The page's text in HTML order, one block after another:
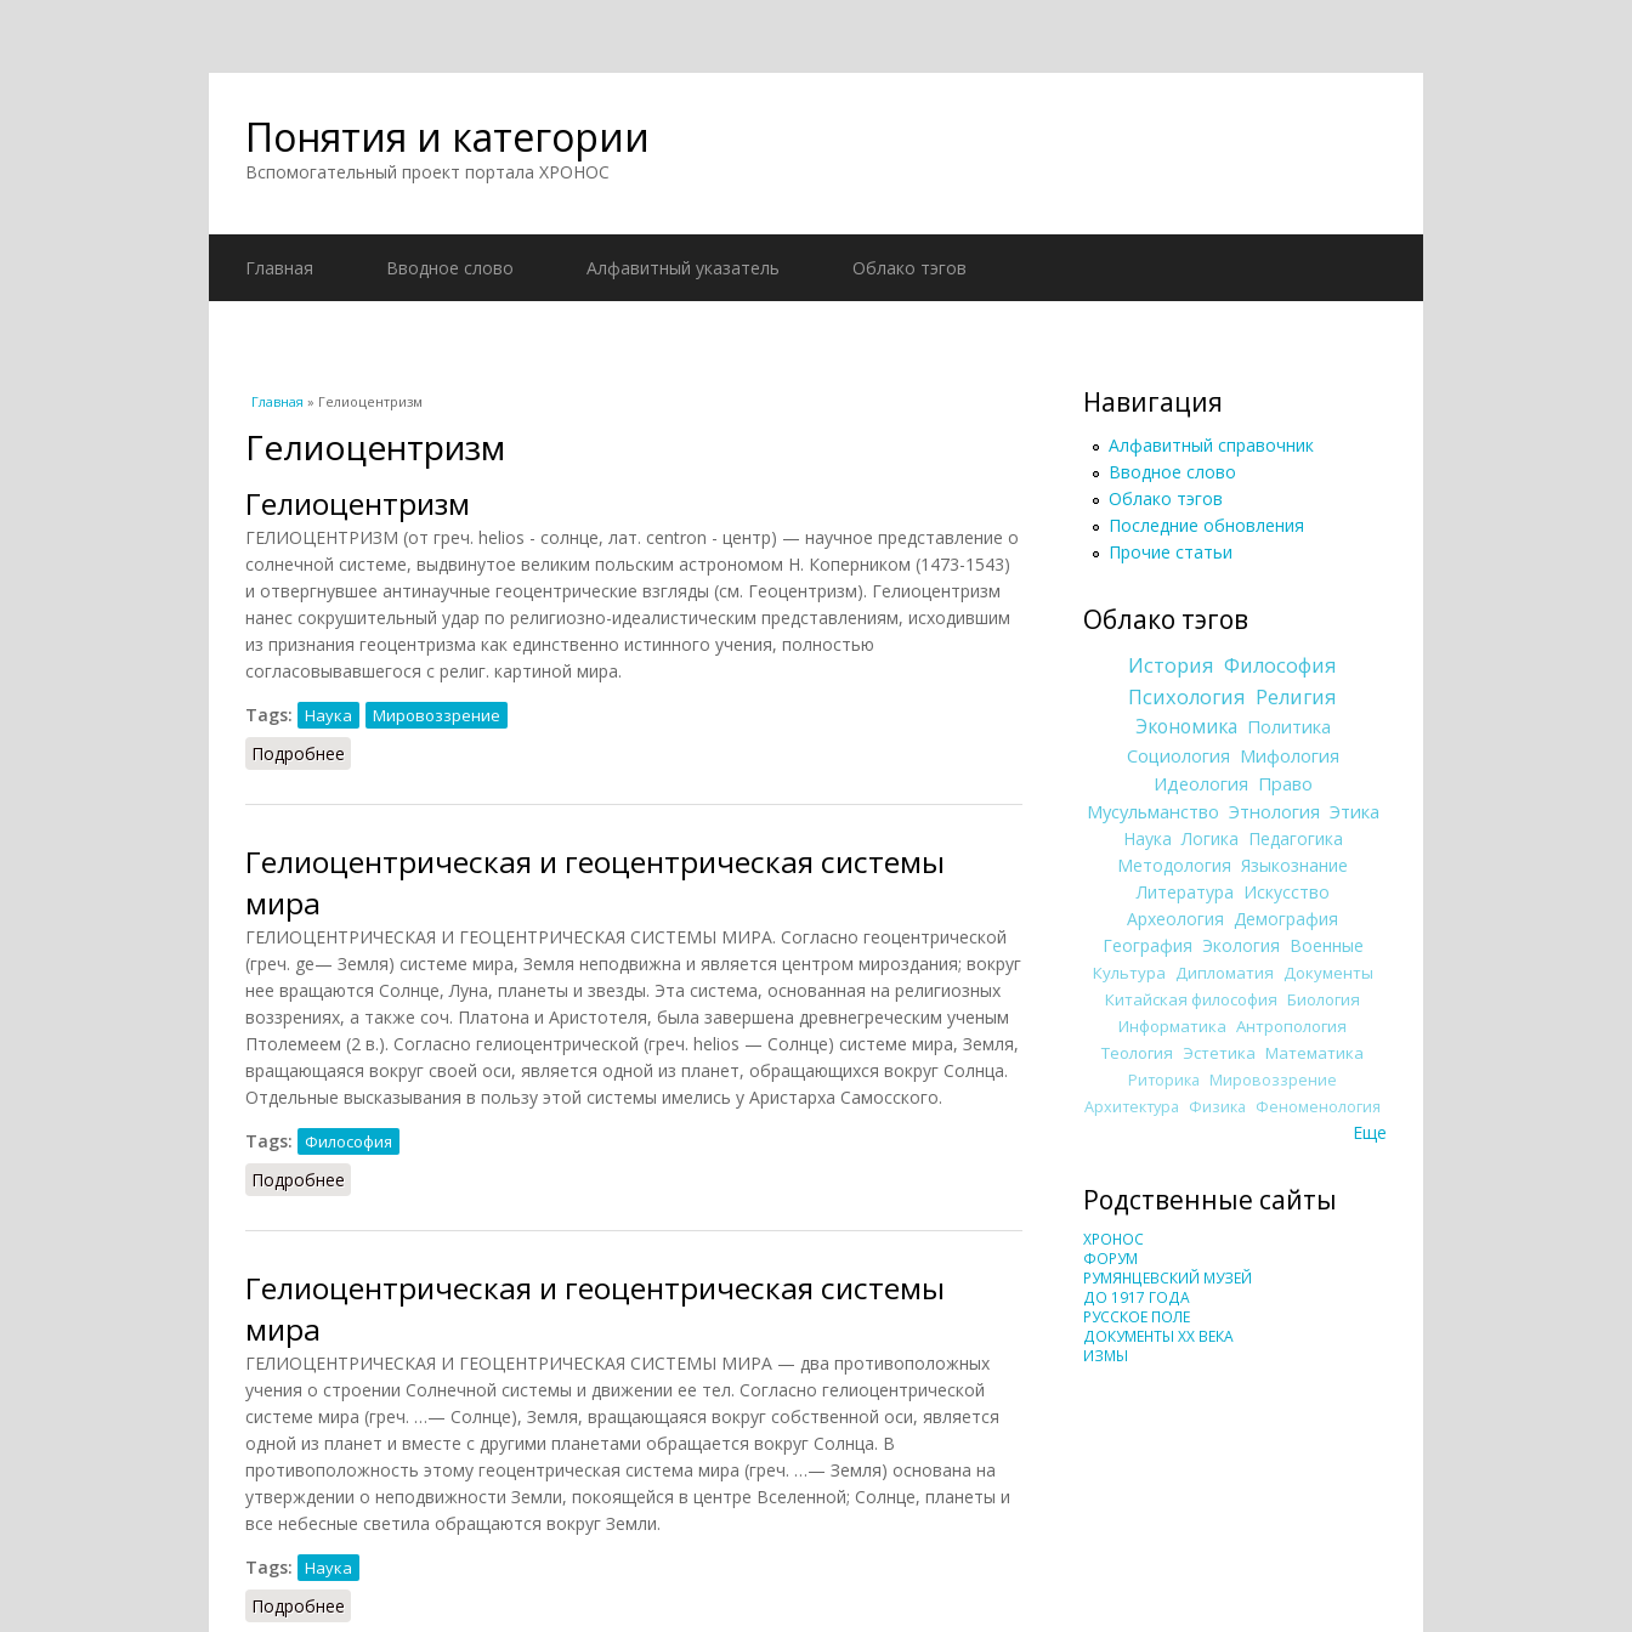
Понятия и категории
Вспомогательный проект портала ХРОНОС
Главная Вводное слово Алфавитный указатель Облако тэгов
Вы здесь
Главная » Гелиоцентризм
Гелиоцентризм
Гелиоцентризм
ГЕЛИОЦЕНТРИЗМ (от греч. helios - солнце, лат. centron - центр) — научное представление о
солнечной системе, выдвинутое великим польским астрономом Н. Коперником (1473-1543)
и отвергнувшее антинаучные геоцентрические взгляды (см. Геоцентризм). Гелиоцентризм
нанес сокрушительный удар по религиозно-идеалистическим представлениям, исходившим
из признания геоцентризма как единственно истинного учения, полностью
согласовывавшегося с религ. картиной мира.
Tags:
Наука Мировоззрение
Подробнее
Гелиоцентрическая и геоцентрическая системы
мира
ГЕЛИОЦЕНТРИЧЕСКАЯ И ГЕОЦЕНТРИЧЕСКАЯ СИСТЕМЫ МИРА. Согласно геоцентрической
(греч. ge— Земля) системе мира, Земля неподвижна и является центром мироздания; вокруг
нее вращаются Солнце, Луна, планеты и звезды. Эта система, основанная на религиозных
воззрениях, а также соч. Платона и Аристотеля, была завершена древнегреческим ученым
Птолемеем (2 в.). Согласно гелиоцентрической (греч. helios — Солнце) системе мира, Земля,
вращающаяся вокруг своей оси, является одной из планет, обращающихся вокруг Солнца.
Отдельные высказывания в пользу этой системы имелись у Аристарха Самосского.
Tags:
Философия
Подробнее
Гелиоцентрическая и геоцентрическая системы
мира
ГЕЛИОЦЕНТРИЧЕСКАЯ И ГЕОЦЕНТРИЧЕСКАЯ СИСТЕМЫ МИРА — два противоположных
учения о строении Солнечной системы и движении ее тел. Согласно гелиоцентрической
системе мира (греч. …— Солнце), Земля, вращающаяся вокруг собственной оси, является
одной из планет и вместе с другими планетами обращается вокруг Солнца. В
противоположность этому геоцентрическая система мира (греч. …— Земля) основана на
утверждении о неподвижности Земли, покоящейся в центре Вселенной; Солнце, планеты и
все небесные светила обращаются вокруг Земли.
Tags:
Наука
Подробнее
Навигация
Алфавитный справочник
Вводное слово
Облако тэгов
Последние обновления
Прочие статьи
Облако тэгов
История Философия
Психология Религия
Экономика Политика
Социология Мифология
Идеология Право
Мусульманство Этнология Этика
Наука Логика Педагогика
Методология Языкознание
Литература Искусство
Археология Демография
География Экология Военные
Культура Дипломатия Документы
Китайская философия Биология
Информатика Антропология
Теология Эстетика Математика
Риторика Мировоззрение
Архитектура Физика Феноменология
Еще
Родственные сайты
ХРОНОС
ФОРУМ
РУМЯНЦЕВСКИЙ МУЗЕЙ
ДО 1917 ГОДА
РУССКОЕ ПОЛЕ
ДОКУМЕНТЫ XX ВЕКА
ИЗМЫ